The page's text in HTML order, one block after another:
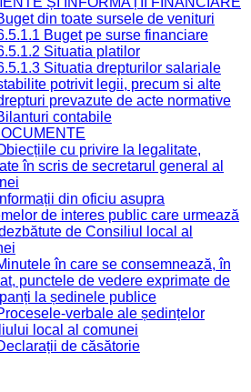
din toate sursele de venituri
Buget pe surse financiare
Situatia platilor
Situatia drepturilor salariale
potrivit legii, precum si alte
prevazute de acte normative
contabile
cu privire la legalitate,
în scris de secretarul general al
din oficiu asupra
de interes public care urmează
de Consiliul local al
în care se consemnează, în
punctele de vedere exprimate de
la ședinele publice
verbale ale ședințelor
local al comunei
de căsătorie